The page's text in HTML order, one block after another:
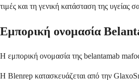
τιμές και τη γενική κατάσταση της υγείας
Εμπορική ονομασία
Η εμπορική ονομασία της belantamab
Η Blenrep κατασκευάζεται από την